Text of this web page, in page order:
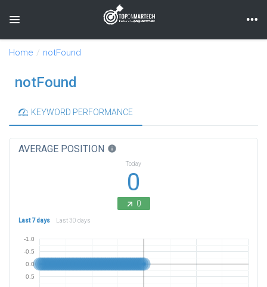
Toggle navigation
Home notFound
notFound
KEYWORD PERFORMANCE
AVERAGE POSITION info
Today
0
0
Last 7 days Last 30 days
-1.0
-0.5
0.0
0.5